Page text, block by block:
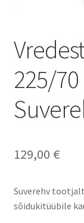
225/70
129,00 €
Suverehv
sõidukitüübile